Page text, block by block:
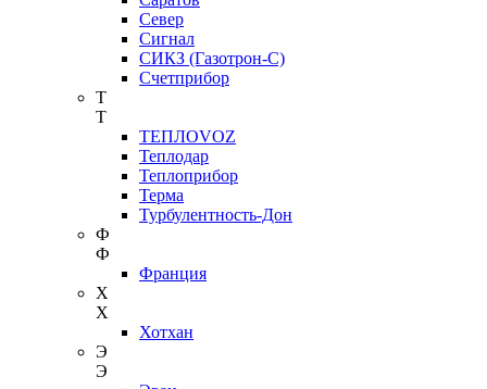
Север
Сигнал
СИКЗ (Газотрон-С)
Счетприбор
Т
Т
ТЕПЛОVOZ
Теплодар
Теплоприбор
Терма
Турбулентность-Дон
Ф
Ф
Франция
Х
Х
Хотхан
Э
Э